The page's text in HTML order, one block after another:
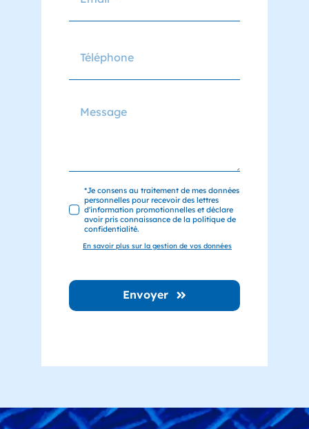
*Je consens au traitement de mes données
personnelles pour recevoir des lettres
d'information promotionnelles et déclare
avoir pris connaissance de la politique de
confidentialité.
En savoir plus sur la gestion de vos données
Envoyer